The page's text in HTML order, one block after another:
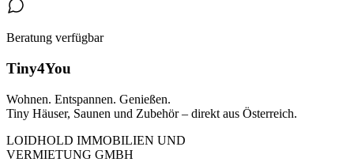
Beratung verfügbar
Tiny4You
Wohnen. Entspannen. Genießen.
Tiny Häuser, Saunen und Zubehör – direkt aus Österreich.
LOIDHOLD IMMOBILIEN UND
VERMIETUNG GMBH